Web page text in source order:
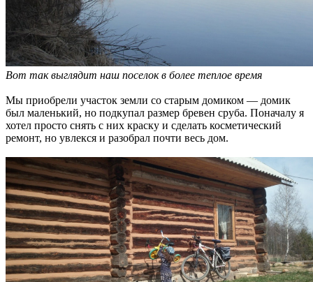
Вот так выглядит наш поселок в более теплое время
Мы приобрели участок земли со старым домиком — домик
был маленький, но подкупал размер бревен сруба. Поначалу я
хотел просто снять с них краску и сделать косметический
ремонт, но увлекся и разобрал почти весь дом.